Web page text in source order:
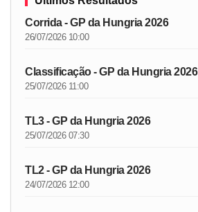
Corrida - GP da Hungria 2026
26/07/2026 10:00
Classificação - GP da Hungria 2026
25/07/2026 11:00
TL3 - GP da Hungria 2026
25/07/2026 07:30
TL2 - GP da Hungria 2026
24/07/2026 12:00